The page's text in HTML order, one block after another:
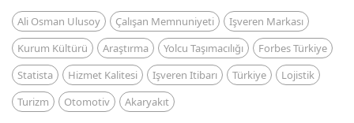
Ali Osman Ulusoy Çalışan Memnuniyeti
Işveren Markası
Kurum Kültürü
Araştırma Yolcu Taşımacılığı
Forbes Türkiye
Statista
Hizmet Kalitesi Işveren Itibarı Türkiye
Lojistik
Turizm
Otomotiv Akaryakıt